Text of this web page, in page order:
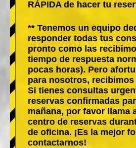
RÁPIDA de hacer tu
** Tenemos un equipo
responder todas tus
pronto como las
tiempo de respuesta
pocas horas). Pero
para nosotros,
Si tienes consultas
reservas confirmadas
mañana, por favor llama
centro de reservas
de oficina. ¡Es la mejor
contactarnos!